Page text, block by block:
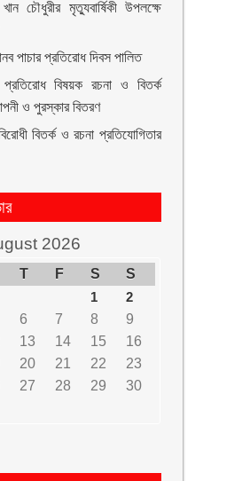
চৌধুরীর মৃত্যুবার্ষিকী উপলক্ষে
পাচার প্রতিরোধ দিবস পালিত
প্রতিরোধ বিষয়ক রচনা ও বিতর্ক
ও পুরস্কার বিতরণ
বিতর্ক ও রচনা প্রতিযোগিতার
2026
T F S
S
1
2
6 7 8
9
13 14 15
16
20 21 22
23
27 28 29
30